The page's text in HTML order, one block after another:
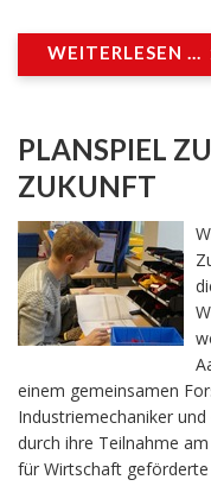
WEITERLESEN ...
PLANSPIEL
ZUKUNFT
einem gemeinsamen
Industriemechaniker
durch ihre Teilnahme
für Wirtschaft